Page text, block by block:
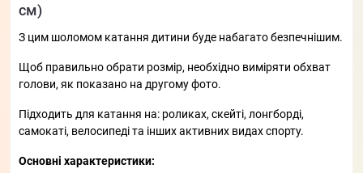
cм)
З цим шоломом катання дитини буде набагато безпечнішим.
Щоб правильно обрати розмір, необхідно виміряти обхват
голови, як показано на другому фото.
Підходить для катання на: роликах, скейті, лонгборді,
самокаті, велосипеді та інших активних видах спорту.
Основні характеристики: